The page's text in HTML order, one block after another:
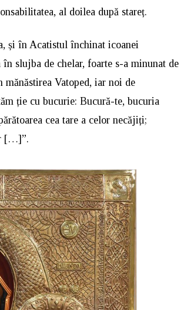
al doilea după stareț.
și în Acatistul închinat icoanei
slujba de chelar, foarte s-a minunat de
Vatoped, iar noi de
ție cu bucurie: Bucură-te, bucuria
cea tare a celor necăjiți;
[…]”.